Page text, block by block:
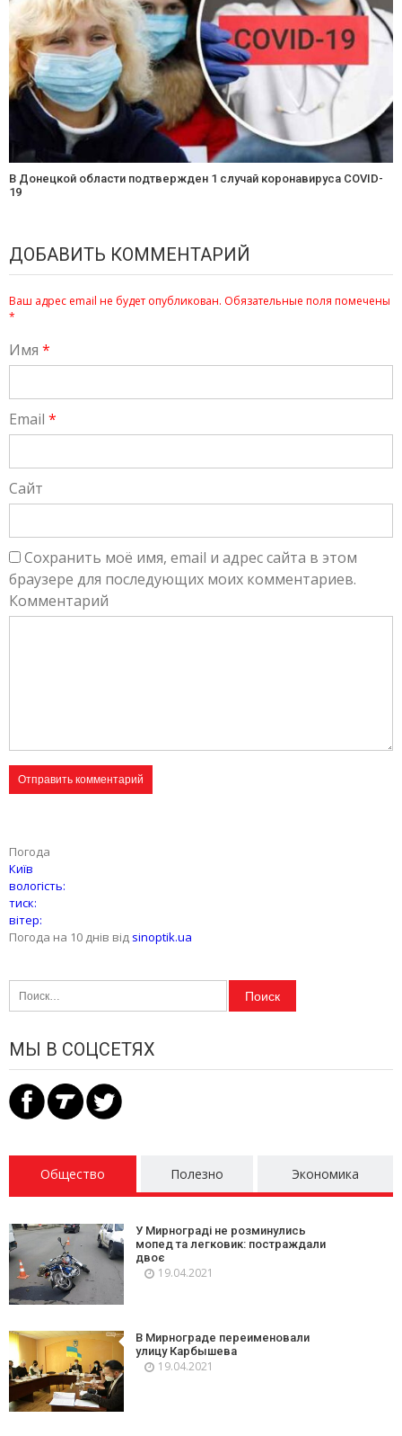
В Донецкой области подтвержден 1 случай коронавируса COVID-
19
ДОБАВИТЬ КОММЕНТАРИЙ
Ваш адрес email не будет опубликован. Обязательные поля помечены
*
Имя *
Email *
Сайт
Сохранить моё имя, email и адрес сайта в этом
браузере для последующих моих комментариев.
Комментарий
Погода
Київ
вологість:
тиск:
вітер:
Погода на 10 днів від sinoptik.ua
Найти:
МЫ В СОЦСЕТЯХ
Общество Полезно Экономика
У Мирнограді не розминулись
мопед та легковик: постраждали
двоє
19.04.2021
В Мирнограде переименовали
улицу Карбышева
19.04.2021